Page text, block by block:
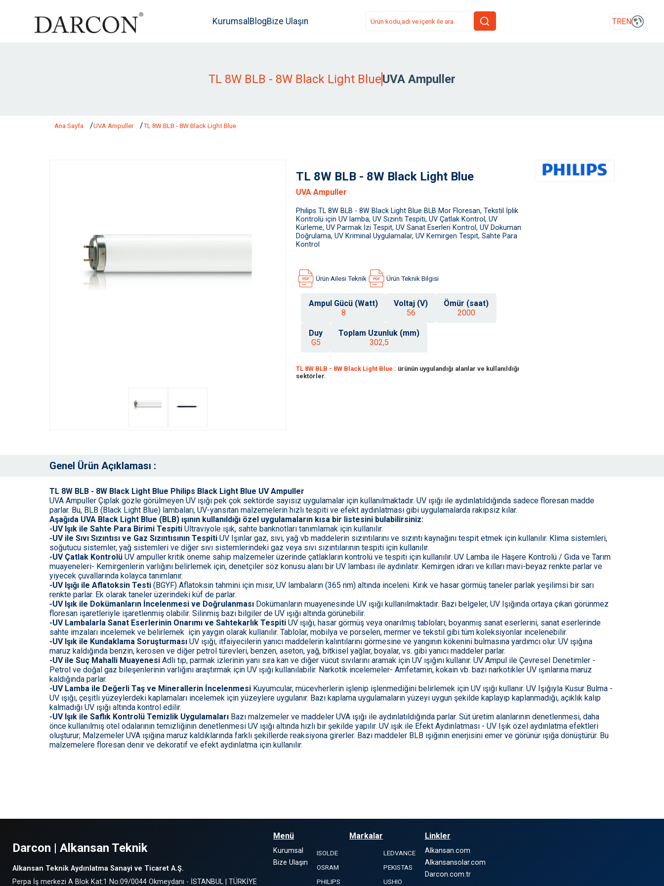
Kurumsal BlogBize Ulaşın TREN
TL 8W BLB - 8W Black Light BlueUVA Ampuller
Ana Sayfa UVA Ampuller TL 8W BLB - 8W Black Light Blue
TL 8W BLB - 8W Black Light Blue
UVA Ampuller
Philips TL 8W BLB - 8W Black Light Blue BLB Mor Floresan, Tekstil İplik
Kontrolü için UV lamba, UV Sızıntı Tespiti, UV Çatlak Kontrol, UV
Kürleme, UV Parmak İzi Tespit, UV Sanat Eserleri Kontrol, UV Dokuman
Doğrulama, UV Kriminal Uygulamalar, UV Kemirgen Tespit, Sahte Para
Kontrol
Ürün Ailesi Teknik Ürün Teknik Bilgisi
Ampul Gücü (Watt)
8
Voltaj (V)
56
Ömür (saat)
2000
Duy
G5
Toplam Uzunluk (mm)
302,5
TL 8W BLB - 8W Black Light Blue : ürünün uygulandığı alanlar ve kullanıldığı
sektörler.
Genel Ürün Açıklaması :
TL 8W BLB - 8W Black Light Blue Philips Black Light Blue UV Ampuller
UVA Ampuller Çıplak gözle görülmeyen UV ışığı pek çok sektörde sayısız uygulamalar için kullanılmaktadır. UV ışığı ile aydınlatıldığında sadece floresan madde
parlar. Bu, BLB (Black Light Blue) lambaları, UV-yansıtan malzemelerin hızlı tespiti ve efekt aydınlatması gibi uygulamalarda rakipsiz kılar.
Aşağıda UVA Black Light Blue (BLB) ışının kullanıldığı özel uygulamaların kısa bir listesini bulabilirsiniz:
-UV Işık ile Sahte Para Birimi Tespiti Ultraviyole ışık, sahte banknotları tanımlamak için kullanılır.
-UV ile Sıvı Sızıntısı ve Gaz Sızıntısının Tespiti UV Işınlar gaz, sıvı, yağ vb maddelerin sızıntılarını ve sızıntı kaynağını tespit etmek için kullanılır. Klima sistemleri,
soğutucu sistemler, yağ sistemleri ve diğer sıvı sistemlerindeki gaz veya sıvı sızıntılarının tespiti için kullanılır.
-UV Çatlak Kontrolü UV ampuller kritik öneme sahip malzemeler üzerinde çatlakların kontrolü ve tespiti için kullanılır. UV Lamba ile Haşere Kontrolü / Gıda ve Tarım
muayeneleri- Kemirgenlerin varlığını belirlemek için, denetçiler söz konusu alanı bir UV lambası ile aydınlatır. Kemirgen idrarı ve kılları mavi-beyaz renkte parlar ve
yiyecek çuvallarında kolayca tanımlanır.
-UV Işığı ile Aflatoksin Testi (BGYF) Aflatoksin tahmini için mısır, UV lambaların (365 nm) altında inceleni. Kırık ve hasar görmüş taneler parlak yeşilimsi bir sarı
renkte parlar. Ek olarak taneler üzerindeki küf de parlar.
-UV Işık ile Dokümanların İncelenmesi ve Doğrulanması Dokümanların muayenesinde UV ışığı kullanılmaktadır. Bazı belgeler, UV Işığında ortaya çıkan görünmez
floresan işaretleriyle işaretlenmiş olabilir. Silinmiş bazı bilgiler de UV ışığı altında görünebilir.
-UV Lambalarla Sanat Eserlerinin Onarımı ve Sahtekarlık Tespiti UV ışığı, hasar görmüş veya onarılmış tabloları, boyanmış sanat eserlerini, sanat eserlerinde
sahte imzaları incelemek ve belirlemek için yaygın olarak kullanılır. Tablolar, mobilya ve porselen, mermer ve tekstil gibi tüm koleksiyonlar incelenebilir.
-UV Işık ile Kundaklama Soruşturması UV ışığı, itfaiyecilerin yanıcı maddelerin kalıntılarını görmesine ve yangının kökenini bulmasına yardımcı olur. UV ışığına
maruz kaldığında benzin, kerosen ve diğer petrol türevleri, benzen, aseton, yağ, bitkisel yağlar, boyalar, vs. gibi yanıcı maddeler parlar.
-UV ile Suç Mahalli Muayenesi Adli tıp, parmak izlerinin yanı sıra kan ve diğer vücut sıvılarını aramak için UV ışığını kullanır. UV Ampul ile Çevresel Denetimler -
Petrol ve doğal gaz bileşenlerinin varlığını araştırmak için UV ışığı kullanılabilir. Narkotik incelemeler- Amfetamin, kokain vb. bazı narkotikler UV ışınlarına maruz
kaldığında parlar.
-UV Lamba ile Değerli Taş ve Minerallerin İncelenmesi Kuyumcular, mücevherlerin işlenip işlenmediğini belirlemek için UV ışığı kullanır. UV Işığıyla Kusur Bulma -
UV ışığı, çeşitli yüzeylerdeki kaplamaları incelemek için yüzeylere uygulanır. Bazı kaplama uygulamaların yüzeyi uygun şekilde kaplayıp kaplanmadığı, açıklık kalıp
kalmadığı UV ışığı altında kontrol edilir.
-UV Işık ile Saflık Kontrolü Temizlik Uygulamaları Bazı malzemeler ve maddeler UVA ışığı ile aydınlatıldığında parlar. Süt üretim alanlarının denetlenmesi, daha
önce kullanılmış otel odalarının temizliğinin denetlenmesi UV ışığı altında hızlı bir şekilde yapılır. UV ışık ile Efekt Aydınlatması - UV Işık özel aydınlatma efektleri
oluşturur; Malzemeler UVA ışığına maruz kaldıklarında farklı şekillerde reaksiyona girerler. Bazı maddeler BLB ışığının enerjisini emer ve görünür ışığa dönüştürür. Bu
malzemelere floresan denir ve dekoratif ve efekt aydınlatma için kullanılır.
Darcon | Alkansan Teknik
Alkansan Teknik Aydınlatma Sanayi ve Ticaret A.Ş.
Perpa İş merkezi A Blok Kat:1 No:09/0044 Okmeydanı - İSTANBUL | TÜRKİYE
Menü
Kurumsal
Bize Ulaşın
Markalar
ISOLDE
LEDVANCE
OSRAM
PEKISTAS
PHILIPS
USHIO
Linkler
Alkansan.com
Alkansansolar.com
Darcon.com.tr